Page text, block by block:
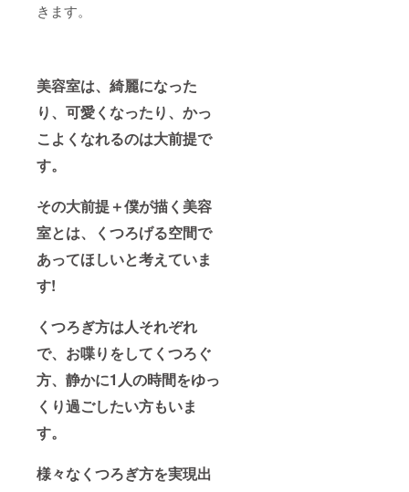
きます。
美容室は、綺麗になった
り、可愛くなったり、かっ
こよくなれるのは大前提で
す。
その大前提＋僕が描く美容
室とは、くつろげる空間で
あってほしいと考えていま
す!
くつろぎ方は人それぞれ
で、お喋りをしてくつろぐ
方、静かに1人の時間をゆっ
くり過ごしたい方もいま
す。
様々なくつろぎ方を実現出